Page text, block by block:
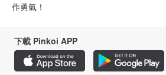
作勇氣！
下載 Pinkoi APP